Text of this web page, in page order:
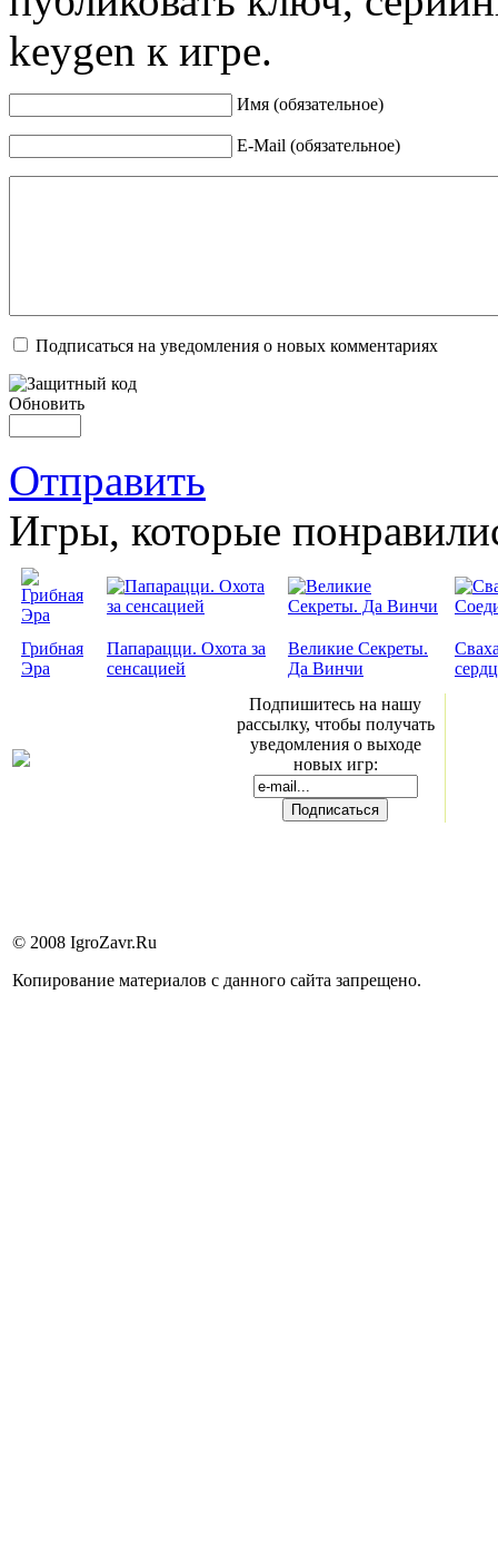
keygen к игре.
Имя (обязательное)
E-Mail (обязательное)
Подписаться на уведомления о новых комментариях
Обновить
Отправить
Игры, которые
Грибная
Эра
Папарацци. Охота за
сенсацией
Великие Секреты.
Да Винчи
Подпишитесь на нашу
рассылку, чтобы получать
уведомления о выходе
новых игр:
© 2008 IgroZavr.Ru
Копирование материалов с данного сайта запрещено.